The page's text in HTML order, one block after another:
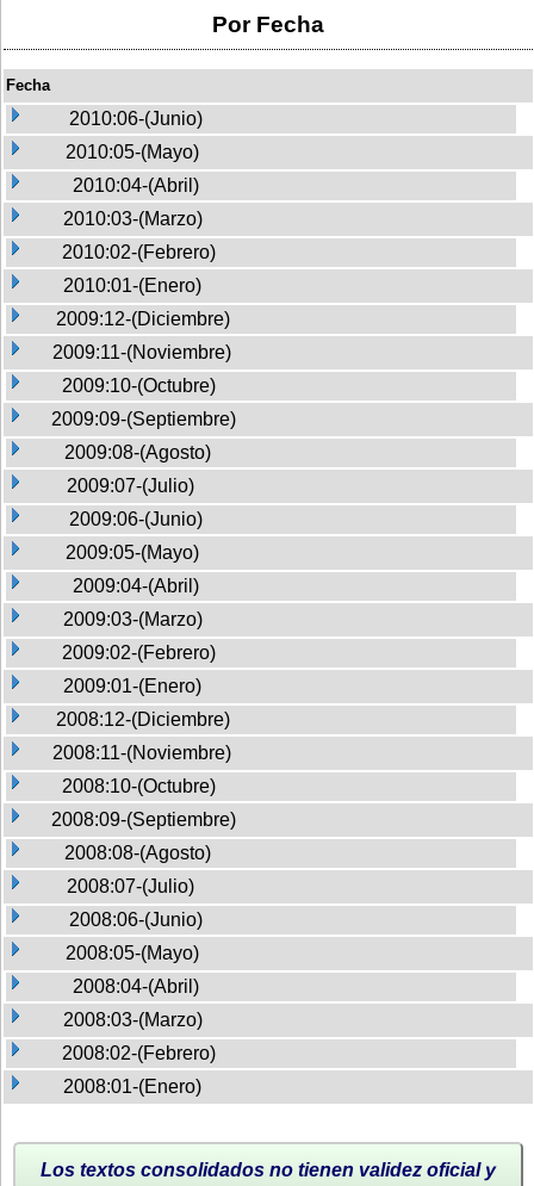
Por Fecha
Fecha
2010:06-(Junio)
2010:05-(Mayo)
2010:04-(Abril)
2010:03-(Marzo)
2010:02-(Febrero)
2010:01-(Enero)
2009:12-(Diciembre)
2009:11-(Noviembre)
2009:10-(Octubre)
2009:09-(Septiembre)
2009:08-(Agosto)
2009:07-(Julio)
2009:06-(Junio)
2009:05-(Mayo)
2009:04-(Abril)
2009:03-(Marzo)
2009:02-(Febrero)
2009:01-(Enero)
2008:12-(Diciembre)
2008:11-(Noviembre)
2008:10-(Octubre)
2008:09-(Septiembre)
2008:08-(Agosto)
2008:07-(Julio)
2008:06-(Junio)
2008:05-(Mayo)
2008:04-(Abril)
2008:03-(Marzo)
2008:02-(Febrero)
2008:01-(Enero)
Los textos consolidados no tienen validez oficial y